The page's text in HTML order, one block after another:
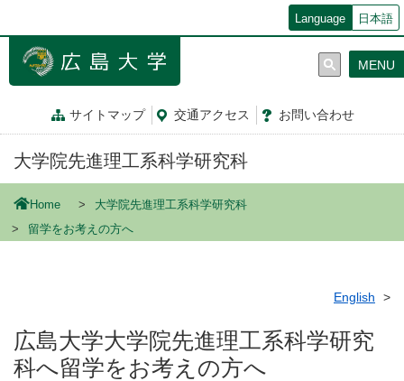
ン
Language 日本語
サイトマップ 交通アクセス お問い合わせ
MENU
大学院先進理工系科学研究科
Home
大学院先進理工系科学研究科
留学をお考えの方へ
English
広島大学大学院先進理工系科学研究
科へ留学をお考えの方へ